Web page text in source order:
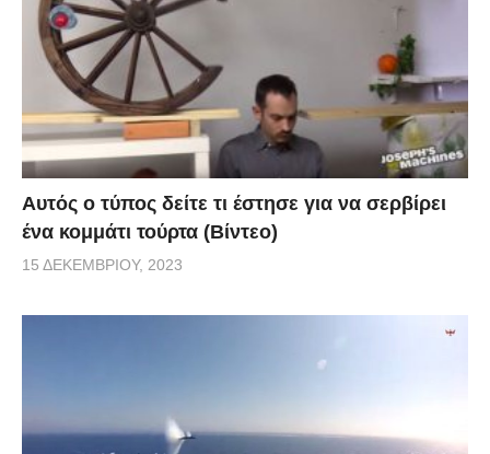
Αυτός ο τύπος δείτε τι έστησε για να σερβίρει
ένα κομμάτι τούρτα (Βίντεο)
15 ΔΕΚΕΜΒΡΊΟΥ, 2023